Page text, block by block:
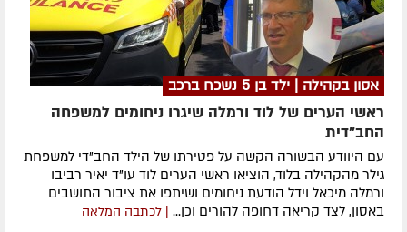
אסון בקהילה | ילד בן 5 נשכח ברכב
ראשי הערים של לוד ורמלה שיגרו ניחומים למשפחה
החב"דית
עם היוודע הבשורה הקשה על פטירתו של הילד החב"די למשפחת
גילר מהקהילה בלוד, הוציאו ראשי הערים לוד עו"ד יאיר רביבו
ורמלה מיכאל וידל הודעת ניחומים ושיתפו את ציבור התושבים
באסון, לצד קריאה דחופה להורים וכן... | לכתבה המלאה